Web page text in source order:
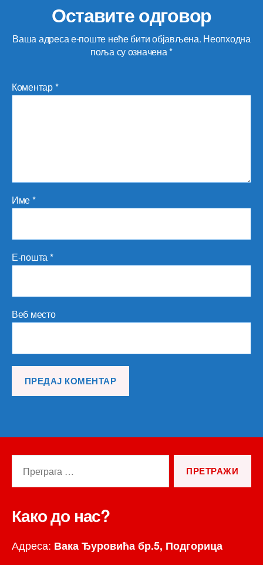
Оставите одговор
Ваша адреса е-поште неће бити објављена. Неопходна
поља су означена*
Коментар*
Име*
Е-пошта*
Веб место
Како до нас?
Адреса: Вака Ђуровића бр.5, Подгорица